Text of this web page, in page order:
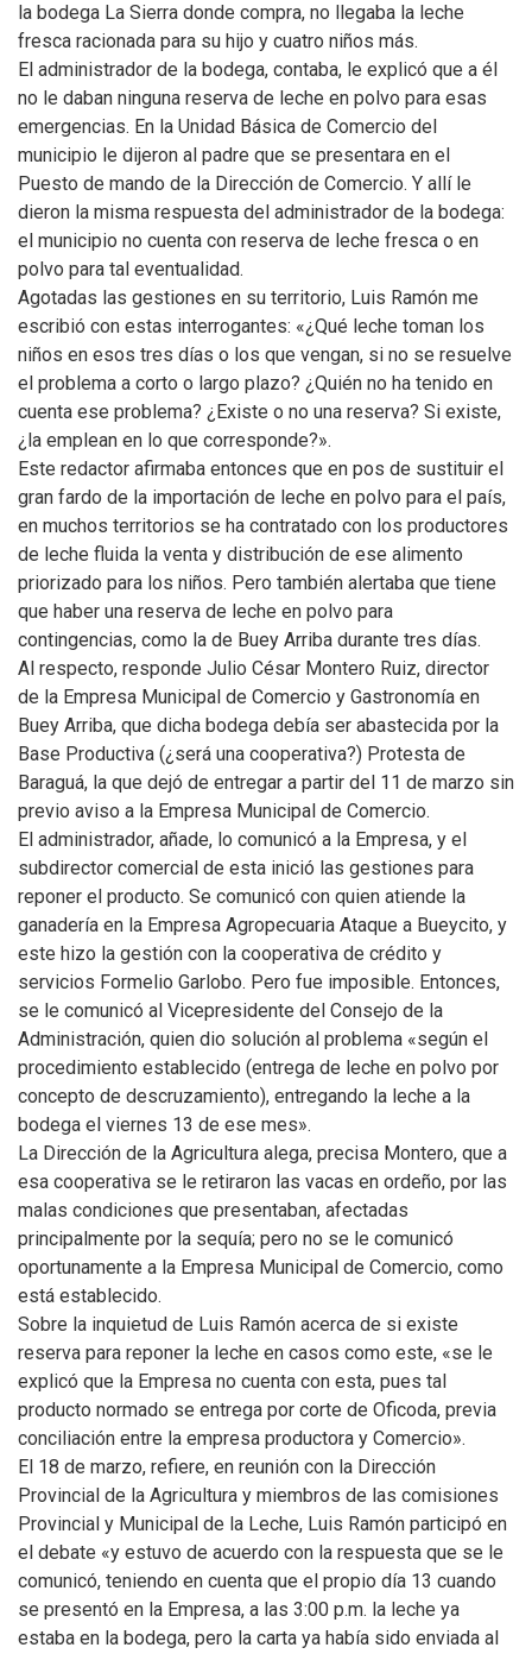
la bodega La Sierra donde compra, no llegaba la leche
fresca racionada para su hijo y cuatro niños más.
El administrador de la bodega, contaba, le explicó que a él
no le daban ninguna reserva de leche en polvo para esas
emergencias. En la Unidad Básica de Comercio del
municipio le dijeron al padre que se presentara en el
Puesto de mando de la Dirección de Comercio. Y allí le
dieron la misma respuesta del administrador de la bodega:
el municipio no cuenta con reserva de leche fresca o en
polvo para tal eventualidad.
Agotadas las gestiones en su territorio, Luis Ramón me
escribió con estas interrogantes: «¿Qué leche toman los
niños en esos tres días o los que vengan, si no se resuelve
el problema a corto o largo plazo? ¿Quién no ha tenido en
cuenta ese problema? ¿Existe o no una reserva? Si existe,
¿la emplean en lo que corresponde?».
Este redactor afirmaba entonces que en pos de sustituir el
gran fardo de la importación de leche en polvo para el país,
en muchos territorios se ha contratado con los productores
de leche fluida la venta y distribución de ese alimento
priorizado para los niños. Pero también alertaba que tiene
que haber una reserva de leche en polvo para
contingencias, como la de Buey Arriba durante tres días.
Al respecto, responde Julio César Montero Ruiz, director
de la Empresa Municipal de Comercio y Gastronomía en
Buey Arriba, que dicha bodega debía ser abastecida por la
Base Productiva (¿será una cooperativa?) Protesta de
Baraguá, la que dejó de entregar a partir del 11 de marzo sin
previo aviso a la Empresa Municipal de Comercio.
El administrador, añade, lo comunicó a la Empresa, y el
subdirector comercial de esta inició las gestiones para
reponer el producto. Se comunicó con quien atiende la
ganadería en la Empresa Agropecuaria Ataque a Bueycito, y
este hizo la gestión con la cooperativa de crédito y
servicios Formelio Garlobo. Pero fue imposible. Entonces,
se le comunicó al Vicepresidente del Consejo de la
Administración, quien dio solución al problema «según el
procedimiento establecido (entrega de leche en polvo por
concepto de descruzamiento), entregando la leche a la
bodega el viernes 13 de ese mes».
La Dirección de la Agricultura alega, precisa Montero, que a
esa cooperativa se le retiraron las vacas en ordeño, por las
malas condiciones que presentaban, afectadas
principalmente por la sequía; pero no se le comunicó
oportunamente a la Empresa Municipal de Comercio, como
está establecido.
Sobre la inquietud de Luis Ramón acerca de si existe
reserva para reponer la leche en casos como este, «se le
explicó que la Empresa no cuenta con esta, pues tal
producto normado se entrega por corte de Oficoda, previa
conciliación entre la empresa productora y Comercio».
El 18 de marzo, refiere, en reunión con la Dirección
Provincial de la Agricultura y miembros de las comisiones
Provincial y Municipal de la Leche, Luis Ramón participó en
el debate «y estuvo de acuerdo con la respuesta que se le
comunicó, teniendo en cuenta que el propio día 13 cuando
se presentó en la Empresa, a las 3:00 p.m. la leche ya
estaba en la bodega, pero la carta ya había sido enviada al